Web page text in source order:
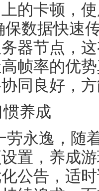
的卡顿，
保数据快速
器节点，
帧率的优
同良好，
养成
劳永逸，随
置，养成
公告，适